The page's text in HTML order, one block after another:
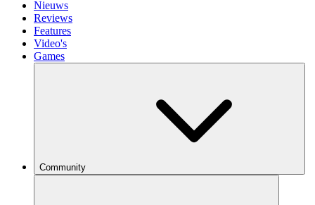
Nieuws
Reviews
Features
Video's
Games
Community